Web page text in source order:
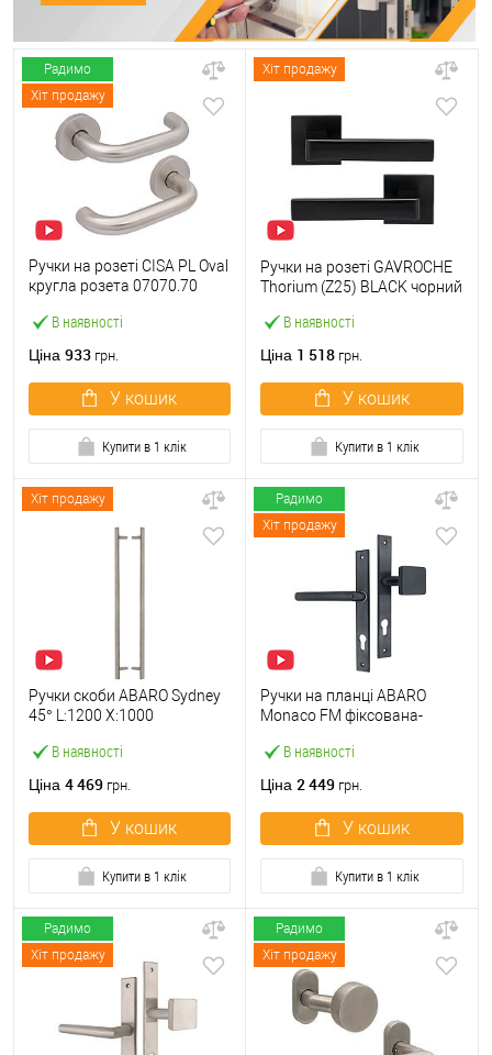
Радимо
Хіт продажу
В наявності
Ручки на розеті CISA PL Oval
кругла розета 07070.70
Ціна 933 грн.
У кошик
Купити в 1 клік
Хіт продажу
В наявності
Ручки на розеті GAVROCHE
Thorium (Z25) BLACK чорний
Ціна 1 518 грн.
У кошик
Купити в 1 клік
Хіт продажу
В наявності
Ручки скоби ABARO Sydney
45° L:1200 X:1000
сталь (комплект)
Ціна 4 469 грн.
У кошик
Купити в 1 клік
Радимо
Хіт продажу
В наявності
Ручки на планці ABARO
Monaco FM фіксована-
Ціна 2 449 грн.
У кошик
Купити в 1 клік
Радимо
Хіт продажу
Радимо
Хіт продажу